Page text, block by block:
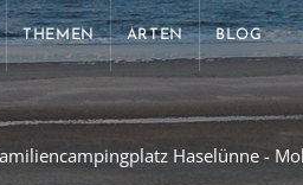
THEMEN ARTEN BLOG
Haselünne -